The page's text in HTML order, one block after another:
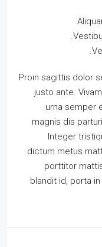
Proin sagittis dolor
justo ante.
urna semper
magnis dis
Integer
dictum metus
porttitor
blandit id, porta